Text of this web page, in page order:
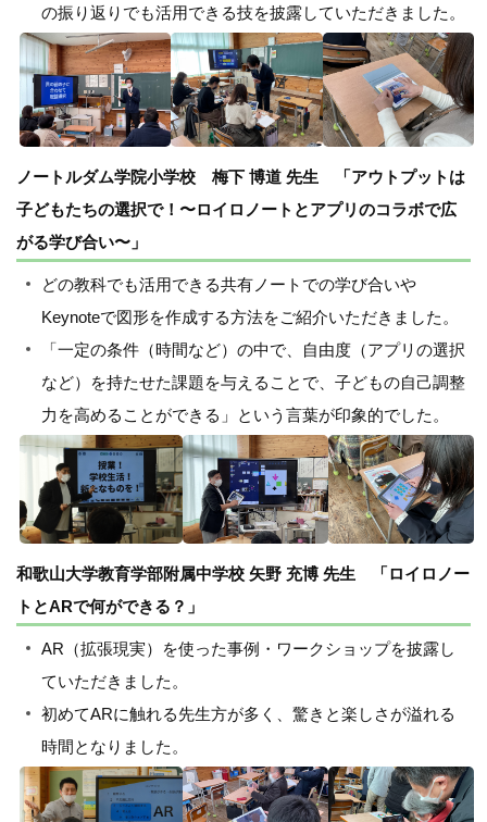
の振り返りでも活用できる技を披露していただきました。
ノートルダム学院小学校 梅下 博道 先生 「アウトプットは
子どもたちの選択で！〜ロイロノートとアプリのコラボで広
がる学び合い〜」
どの教科でも活用できる共有ノートでの学び合いや
Keynoteで図形を作成する方法をご紹介いただきました。
「一定の条件（時間など）の中で、自由度（アプリの選択
など）を持たせた課題を与えることで、子どもの自己調整
力を高めることができる」という言葉が印象的でした。
和歌山大学教育学部附属中学校 矢野 充博 先生 「ロイロノー
トとARで何ができる？」
AR（拡張現実）を使った事例・ワークショップを披露し
ていただきました。
初めてARに触れる先生方が多く、驚きと楽しさが溢れる
時間となりました。